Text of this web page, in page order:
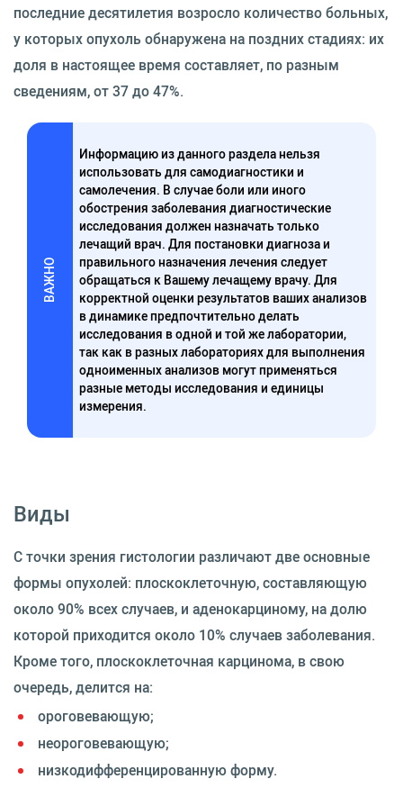
последние десятилетия возросло количество больных,
у которых опухоль обнаружена на поздних стадиях: их
доля в настоящее время составляет, по разным
сведениям, от 37 до 47%.
ВАЖНО
Информацию из данного раздела нельзя
использовать для самодиагностики и
самолечения. В случае боли или иного
обострения заболевания диагностические
исследования должен назначать только
лечащий врач. Для постановки диагноза и
правильного назначения лечения следует
обращаться к Вашему лечащему врачу. Для
корректной оценки результатов ваших анализов
в динамике предпочтительно делать
исследования в одной и той же лаборатории,
так как в разных лабораториях для выполнения
одноименных анализов могут применяться
разные методы исследования и единицы
измерения.
Виды
С точки зрения гистологии различают две основные
формы опухолей: плоскоклеточную, составляющую
около 90% всех случаев, и аденокарциному, на долю
которой приходится около 10% случаев заболевания.
Кроме того, плоскоклеточная карцинома, в свою
очередь, делится на:
ороговевающую;
неороговевающую;
низкодифференцированную форму.